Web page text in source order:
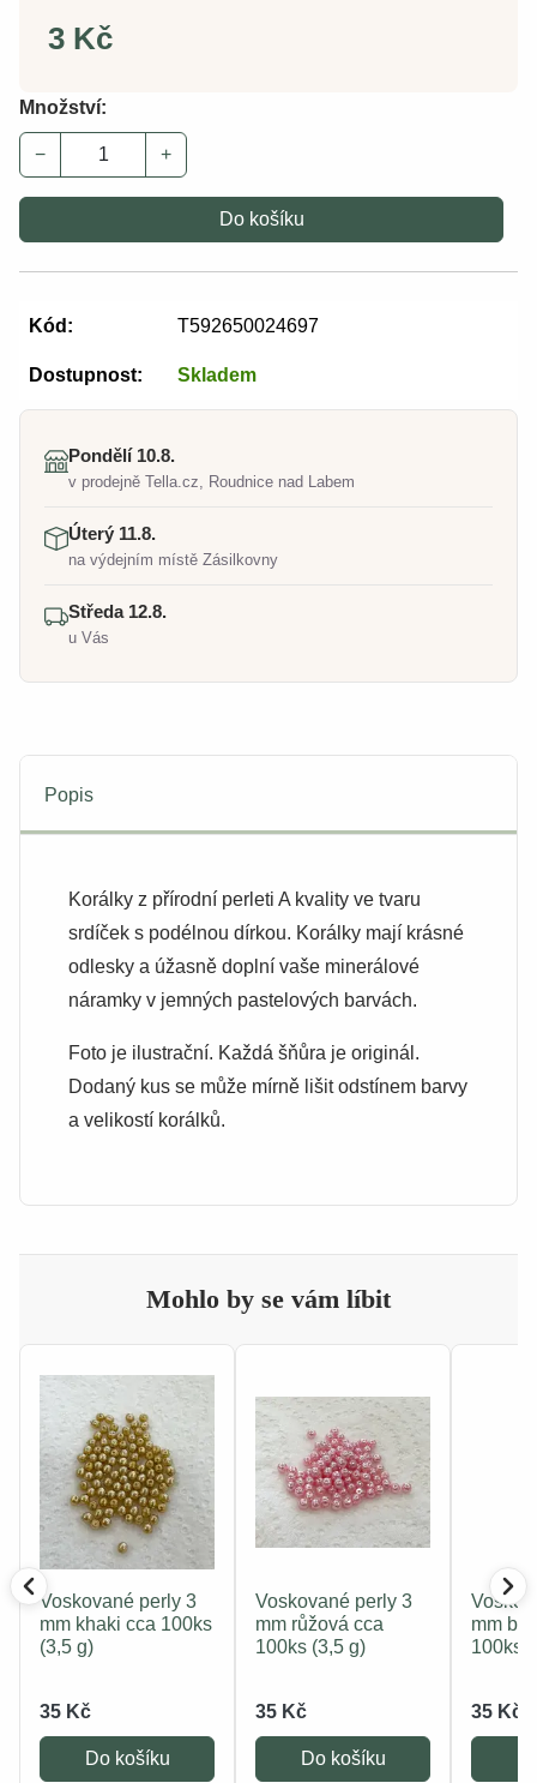
3 Kč
Množství:
− +
Do košíku
Kód: T592650024697
Dostupnost: Skladem
Pondělí 10.8.
v prodejně Tella.cz, Roudnice nad Labem
Úterý 11.8.
na výdejním místě Zásilkovny
Středa 12.8.
u Vás
Popis
Korálky z přírodní perleti A kvality ve tvaru
srdíček s podélnou dírkou. Korálky mají krásné
odlesky a úžasně doplní vaše minerálové
náramky v jemných pastelových barvách.
Foto je ilustrační. Každá šňůra je originál.
Dodaný kus se může mírně lišit odstínem barvy
a velikostí korálků.
Mohlo by se vám líbit
Voskované perly 3
mm khaki cca 100ks
(3,5 g)
35 Kč
Do košíku
Voskované perly 3
mm růžová cca
100ks (3,5 g)
35 Kč
Do košíku
mm
100ks
35 Kč